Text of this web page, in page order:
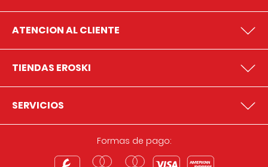
ATENCION AL CLIENTE
TIENDAS EROSKI
SERVICIOS
Formas de pago: